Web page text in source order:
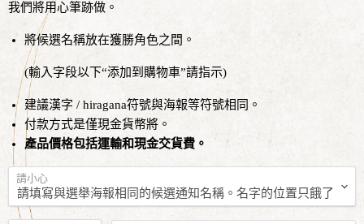
我們將用心筆跡做。
將候選名稱放在獲勝角色之間。
(輸入字段以下“添加到購物車”請指示)
建議漢字 / hiragana符號與海報等符號相同。
付款方式是僅現金貨幣將。
產品價格包括運輸和現金交貨費。
請小心